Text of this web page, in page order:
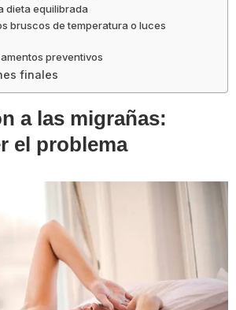
dieta equilibrada
bruscos de temperatura o luces
preventivos
finales
a las migrañas:
el problema